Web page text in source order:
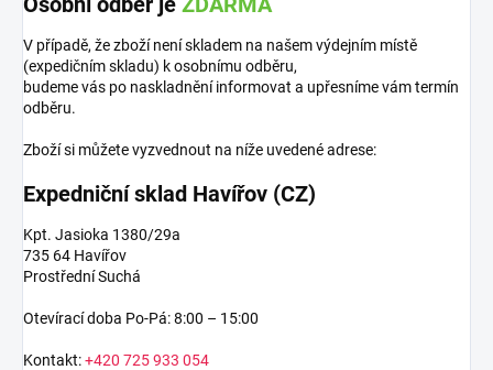
V případě, že zboží není skladem na našem výdejním místě
(expedičním skladu) k osobnímu odběru,
budeme vás po naskladnění informovat a upřesníme vám termín
odběru.
Zboží si můžete vyzvednout na níže uvedené adrese:
Expedniční sklad Havířov (CZ)
Kpt. Jasioka 1380/29a
735 64 Havířov
Prostřední Suchá
Otevírací doba Po-Pá: 8:00 – 15:00
Kontakt:+420 725 933 054